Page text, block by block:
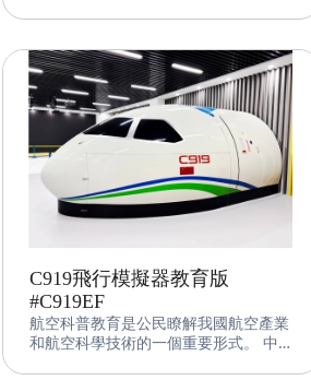
先进的飞行控制软件、图形图像系统和
机电集成系统，符合 CAAC FTD Level
4 和 EASA FNPT II MCC 标准。
C919飛行模擬器教育版
#C919EF
航空科普教育是公民瞭解我國航空產業
和航空科學技術的一個重要形式。 中